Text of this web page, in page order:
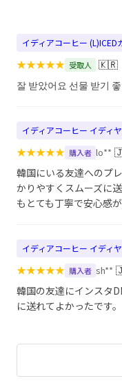
イディアコーヒー (L)ICED
★★★★★ 受取人 🇰🇷
잘 받았어요 선물 받기
イディアコーヒー イディ
★★★★★ 購入者 lo**
韓国にいる友達へのプ
かりやすくスムーズに
もとても丁寧で安心感
イディアコーヒー イディ
★★★★★ 購入者 sh**
韓国の友達にインスタ
に送れてよかったです。